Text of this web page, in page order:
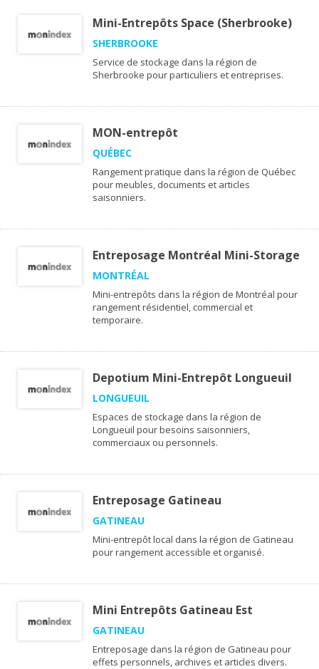
Mini-Entrepôts Space (Sherbrooke)
SHERBROOKE
Service de stockage dans la région de
Sherbrooke pour particuliers et entreprises.
MON-entrepôt
QUÉBEC
Rangement pratique dans la région de Québec
pour meubles, documents et articles
saisonniers.
Entreposage Montréal Mini-Storage
MONTRÉAL
Mini-entrepôts dans la région de Montréal pour
rangement résidentiel, commercial et
temporaire.
Depotium Mini-Entrepôt Longueuil
LONGUEUIL
Espaces de stockage dans la région de
Longueuil pour besoins saisonniers,
commerciaux ou personnels.
Entreposage Gatineau
GATINEAU
Mini-entrepôt local dans la région de Gatineau
pour rangement accessible et organisé.
Mini Entrepôts Gatineau Est
GATINEAU
Entreposage dans la région de Gatineau pour
effets personnels, archives et articles divers.